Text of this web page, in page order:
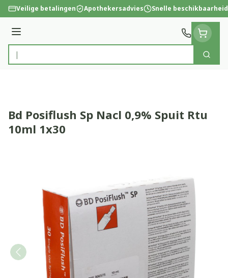
Ga naar de inhoud
Veilige betalingen Apothekersadvies Snelle beschikbaarheid
Menu
Product, merk, categorie...
Zoek
Bd Posiflush Sp Nacl 0,9% Spuit Rtu
10ml 1x30